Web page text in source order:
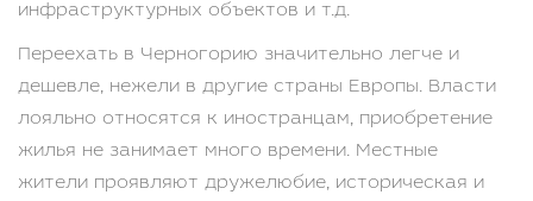
инфраструктурных объектов и т.д.
Переехать в Черногорию значительно легче и
дешевле, нежели в другие страны Европы. Власти
лояльно относятся к иностранцам, приобретение
жилья не занимает много времени. Местные
жители проявляют дружелюбие, историческая и